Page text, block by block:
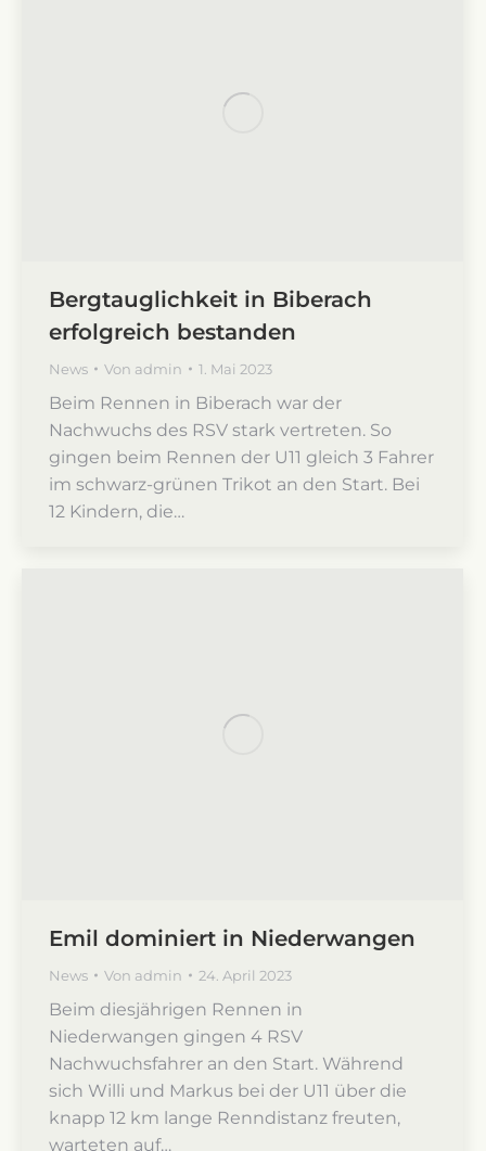
Bergtauglichkeit in Biberach
erfolgreich bestanden
News Von admin 1. Mai 2023
Beim Rennen in Biberach war der
Nachwuchs des RSV stark vertreten. So
gingen beim Rennen der U11 gleich 3 Fahrer
im schwarz-grünen Trikot an den Start. Bei
12 Kindern, die…
Emil dominiert in Niederwangen
News Von admin 24. April 2023
Beim diesjährigen Rennen in
Niederwangen gingen 4 RSV
Nachwuchsfahrer an den Start. Während
sich Willi und Markus bei der U11 über die
knapp 12 km lange Renndistanz freuten,
warteten auf…